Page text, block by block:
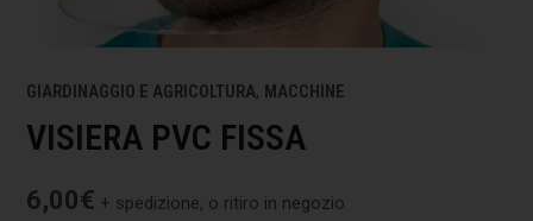
GIARDINAGGIO E AGRICOLTURA, MACCHINE
VISIERA PVC FISSA
6,00€ + spedizione, o ritiro in negozio